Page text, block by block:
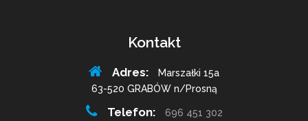
Kontakt
Adres:
Marszałki 15a
63-520 GRABÓW n/Prosną
Telefon:
696 451 302